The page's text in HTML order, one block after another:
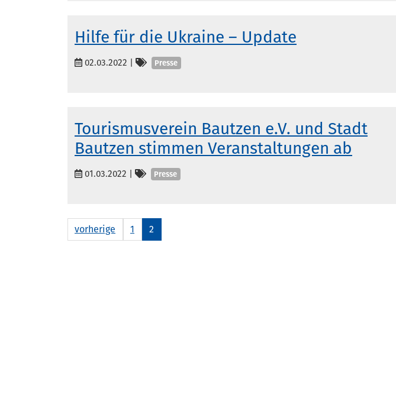
Hilfe für die Ukraine – Update
02.03.2022 | Kategorien
Presse
Tourismusverein Bautzen e.V. und Stadt
Bautzen stimmen Veranstaltungen ab
01.03.2022 | Kategorien
Presse
vorherige 1 2